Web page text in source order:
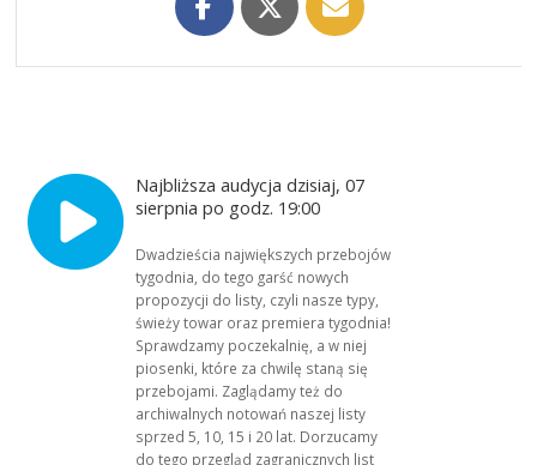
Najbliższa audycja dzisiaj, 07
sierpnia po godz. 19:00
Dwadzieścia największych przebojów
tygodnia, do tego garść nowych
propozycji do listy, czyli nasze typy,
świeży towar oraz premiera tygodnia!
Sprawdzamy poczekalnię, a w niej
piosenki, które za chwilę staną się
przebojami. Zaglądamy też do
archiwalnych notowań naszej listy
sprzed 5, 10, 15 i 20 lat. Dorzucamy
do tego przegląd zagranicznych list